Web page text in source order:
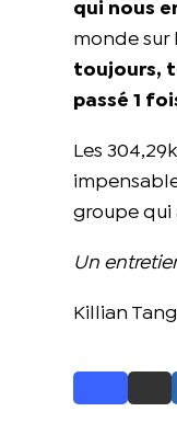
qui nous
monde sur
toujours,
passé 1
Les
groupe qui
Un
Killian